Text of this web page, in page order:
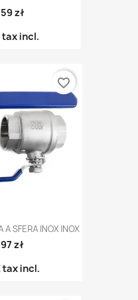
zł
tax incl.
SFERA INOX INOX
zł
tax incl.
favorite_border